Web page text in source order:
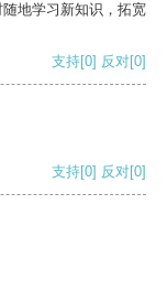
地学习新知识，拓宽
支持[0] 反对[0]
支持[0] 反对[0]